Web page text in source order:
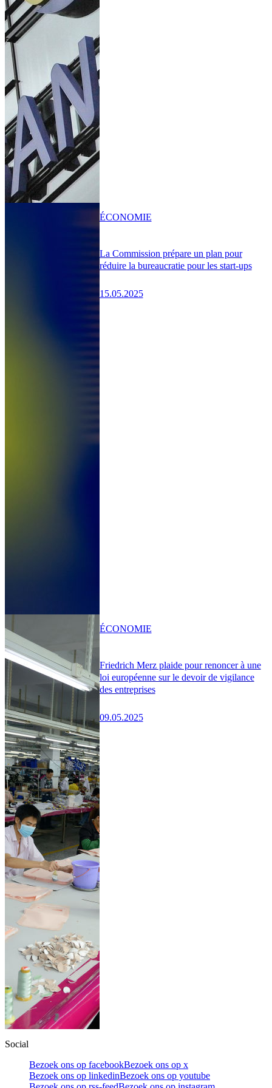
La Commission prépare un plan pour
réduire la bureaucratie pour les start-ups
15.05.2025
ÉCONOMIE
Friedrich Merz plaide pour renoncer à une
loi européenne sur le devoir de vigilance
des entreprises
09.05.2025
ÉCONOMIE
Social
Bezoek ons op facebookBezoek ons op x
Bezoek ons op linkedinBezoek ons op youtube